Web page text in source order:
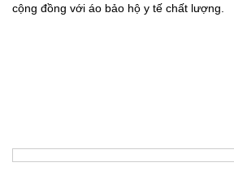
cộng đồng với áo bảo hộ y tế chất lượng.